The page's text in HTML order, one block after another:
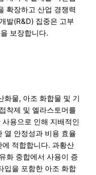
확장하고 산업 경쟁력
발(R&D) 집중은 고부
보장합니다.
화물, 아조 화합물 및 기
착제 및 엘라스토머를
용으로 인해 지배적인
열 안정성과 비용 효율
적합합니다. 과황산
화 중합에서 사용이 증
입을 포함한 아조 화합